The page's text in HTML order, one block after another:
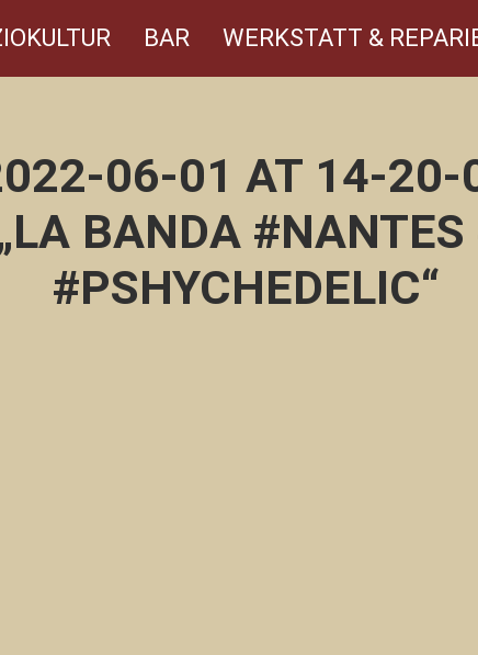
BAR WERKSTATT &
06-01 AT 14-20-
BANDA
#PSHYCHEDELIC“